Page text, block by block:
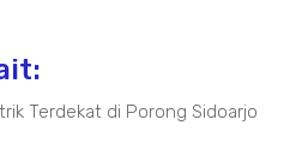
Terdekat di Porong Sidoarjo